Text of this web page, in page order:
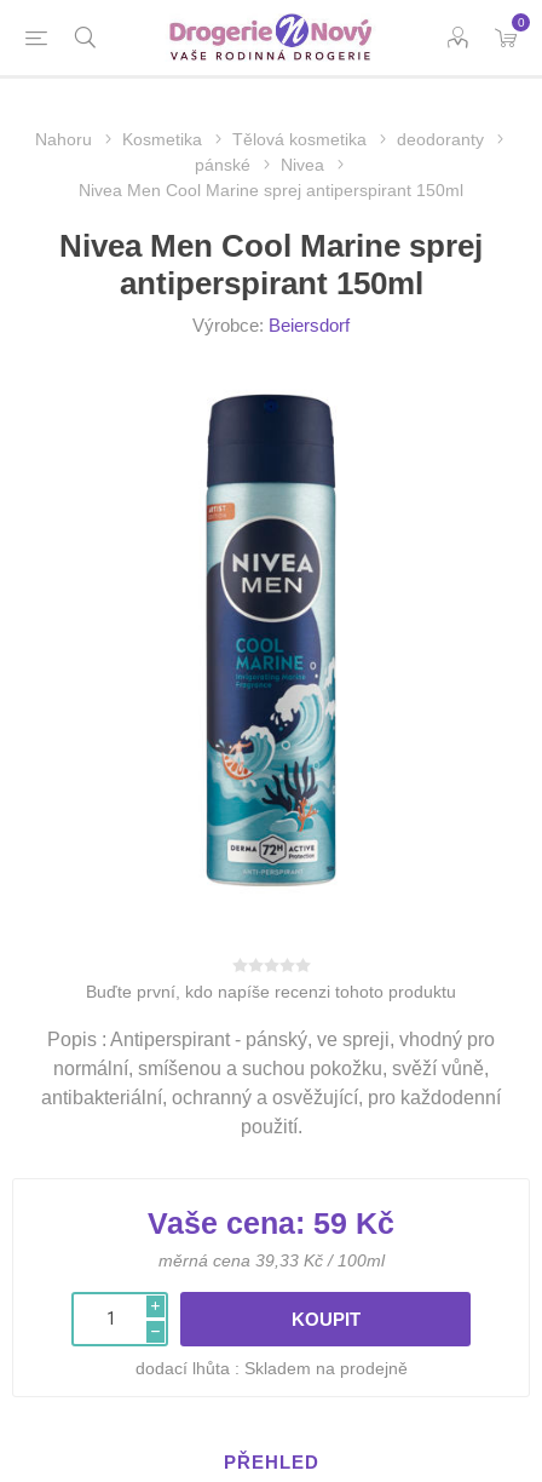
0
Nahoru Kosmetika Tělová kosmetika
deodoranty
pánské
Nivea
Nivea Men Cool Marine sprej antiperspirant 150ml
Nivea Men Cool Marine sprej
antiperspirant 150ml
Výrobce: Beiersdorf
Buďte první, kdo napíše recenzi tohoto produktu
Popis : Antiperspirant - pánský, ve spreji, vhodný pro
normální, smíšenou a suchou pokožku, svěží vůně,
antibakteriální, ochranný a osvěžující, pro každodenní
použití.
Vaše cena: 59 Kč
měrná cena 39,33 Kč / 100ml
i
h
dodací lhůta : Skladem na prodejně
PŘEHLED